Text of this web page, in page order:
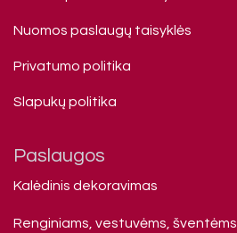
Nuomos paslaugų taisyklės
Privatumo politika
Slapukų politika
Paslaugos
Kalėdinis dekoravimas
Renginiams, vestuvėms, šventėms